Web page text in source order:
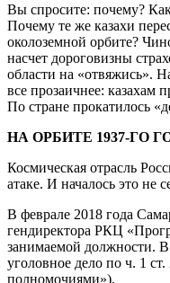
Вы спросите: почему?
Почему те же казахи
околоземной орбите?
насчет дороговизны
области на «отвяжись».
все прозаичнее: казахам
По стране прокатилось
НА ОРБИТЕ 1937-ГО
Космическая отрасль
атаке. И началось это не
В феврале 2018 года
гендиректора РКЦ
занимаемой должности.
уголовное дело по ч. 1
полномочиями»).